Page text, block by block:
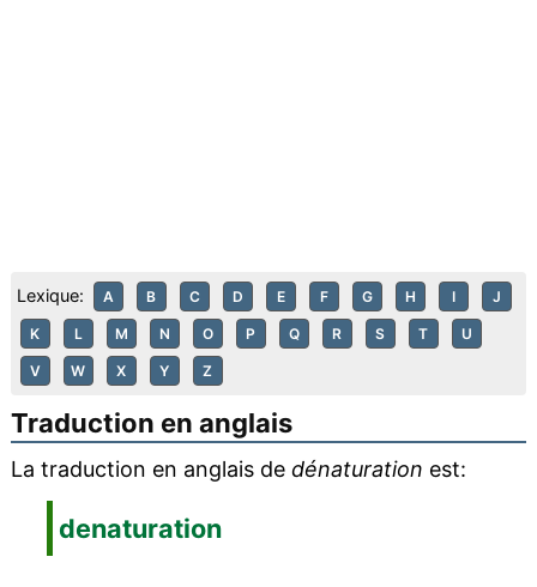
Lexique: A B C D E F G H I J
K L M N O P Q R S T U
V W X Y Z
Traduction en anglais
La traduction en anglais de dénaturation est:
denaturation